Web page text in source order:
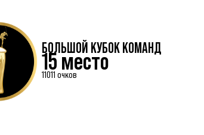
БОЛЬШОЙ КУБОК КОМАНД
15 место
11011 очков